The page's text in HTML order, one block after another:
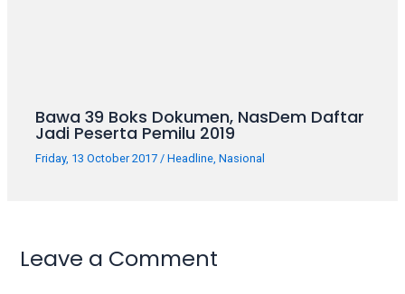
Bawa 39 Boks Dokumen, NasDem Daftar
Jadi Peserta Pemilu 2019
Friday, 13 October 2017/Headline,Nasional
Leave a Comment